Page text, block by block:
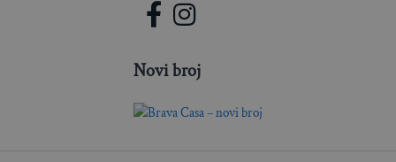
Novi broj